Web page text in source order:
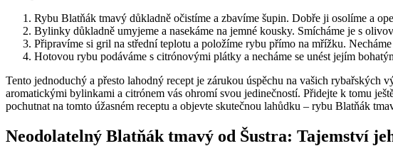
Rybu Blatňák tmavý důkladně očistíme a zbavíme šupin. Dobře ji osolíme a
Bylinky důkladně umyjeme a nasekáme na jemné kousky. Smícháme je s
Připravíme si gril na střední teplotu a položíme rybu přímo na mřížku.
Hotovou rybu podáváme s citrónovými plátky a necháme se unést jejím
Tento jednoduchý a přesto lahodný recept je zárukou úspěchu na vašich
aromatickými bylinkami a citrónem vás ohromí svou jedinečností. Přidejte k tomu
pochutnat na tomto úžasném receptu a objevte skutečnou lahůdku – rybu Blatňák
Neodolatelný Blatňák tmavý od Šustra: Tajemství